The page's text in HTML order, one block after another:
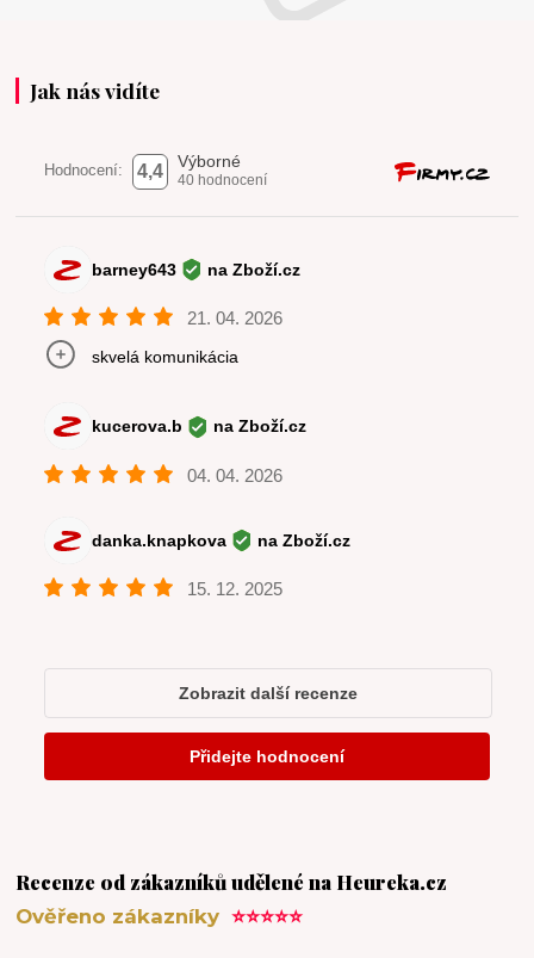
Jak nás vidíte
Recenze od zákazníků udělené na Heureka.cz
Ověřeno zákazníky⭐⭐⭐⭐⭐